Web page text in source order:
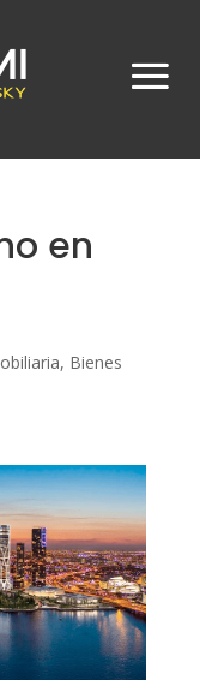
en
, Bienes